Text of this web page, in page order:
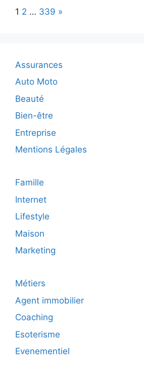
Page:
1 2 … 339 Next
»
Assurances
Auto Moto
Beauté
Bien-être
Entreprise
Mentions Légales
Famille
Internet
Lifestyle
Maison
Marketing
Métiers
Agent immobilier
Coaching
Esoterisme
Evenementiel